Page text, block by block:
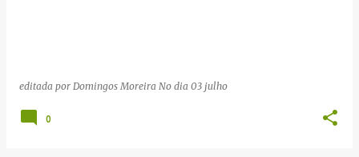
editada por Domingos Moreira No dia 03 julho
0